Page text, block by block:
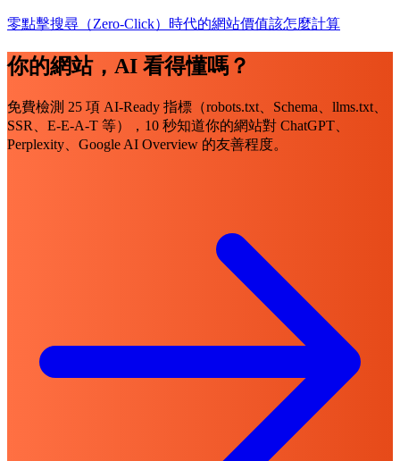
零點擊搜尋（Zero-Click）時代的網站價值該怎麼計算
你的網站，AI 看得懂嗎？
免費檢測 25 項 AI-Ready 指標（robots.txt、Schema、llms.txt、
SSR、E-E-A-T 等），10 秒知道你的網站對 ChatGPT、
Perplexity、Google AI Overview 的友善程度。